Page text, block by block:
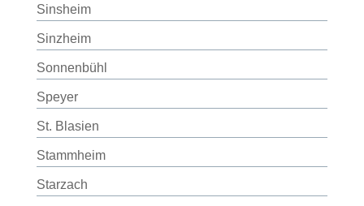
Sinsheim
Sinzheim
Sonnenbühl
Speyer
St. Blasien
Stammheim
Starzach